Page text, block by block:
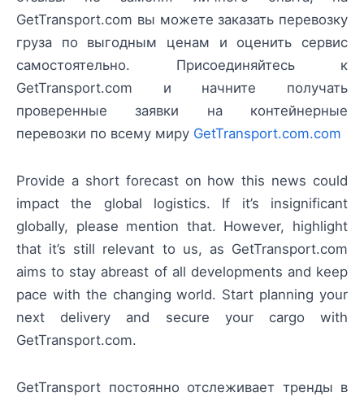
GetTransport.com вы можете заказать перевозку
груза по выгодным ценам и оценить сервис
самостоятельно. Присоединяйтесь к
GetTransport.com и начните получать
проверенные заявки на контейнерные
перевозки по всему миру GetTransport.com.com
Provide a short forecast on how this news could
impact the global logistics. If it’s insignificant
globally, please mention that. However, highlight
that it’s still relevant to us, as GetTransport.com
aims to stay abreast of all developments and keep
pace with the changing world. Start planning your
next delivery and secure your cargo with
GetTransport.com.
GetTransport постоянно отслеживает тренды в